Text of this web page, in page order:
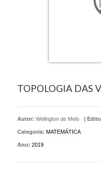
TOPOLOGIA DAS
Autor: Welington de Melo |
Categoria: MATEMÁTICA
Ano: 2019